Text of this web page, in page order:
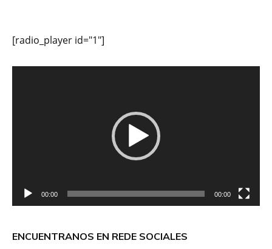
[radio_player id="1"]
00:00 00:00
ENCUENTRANOS EN REDE SOCIALES